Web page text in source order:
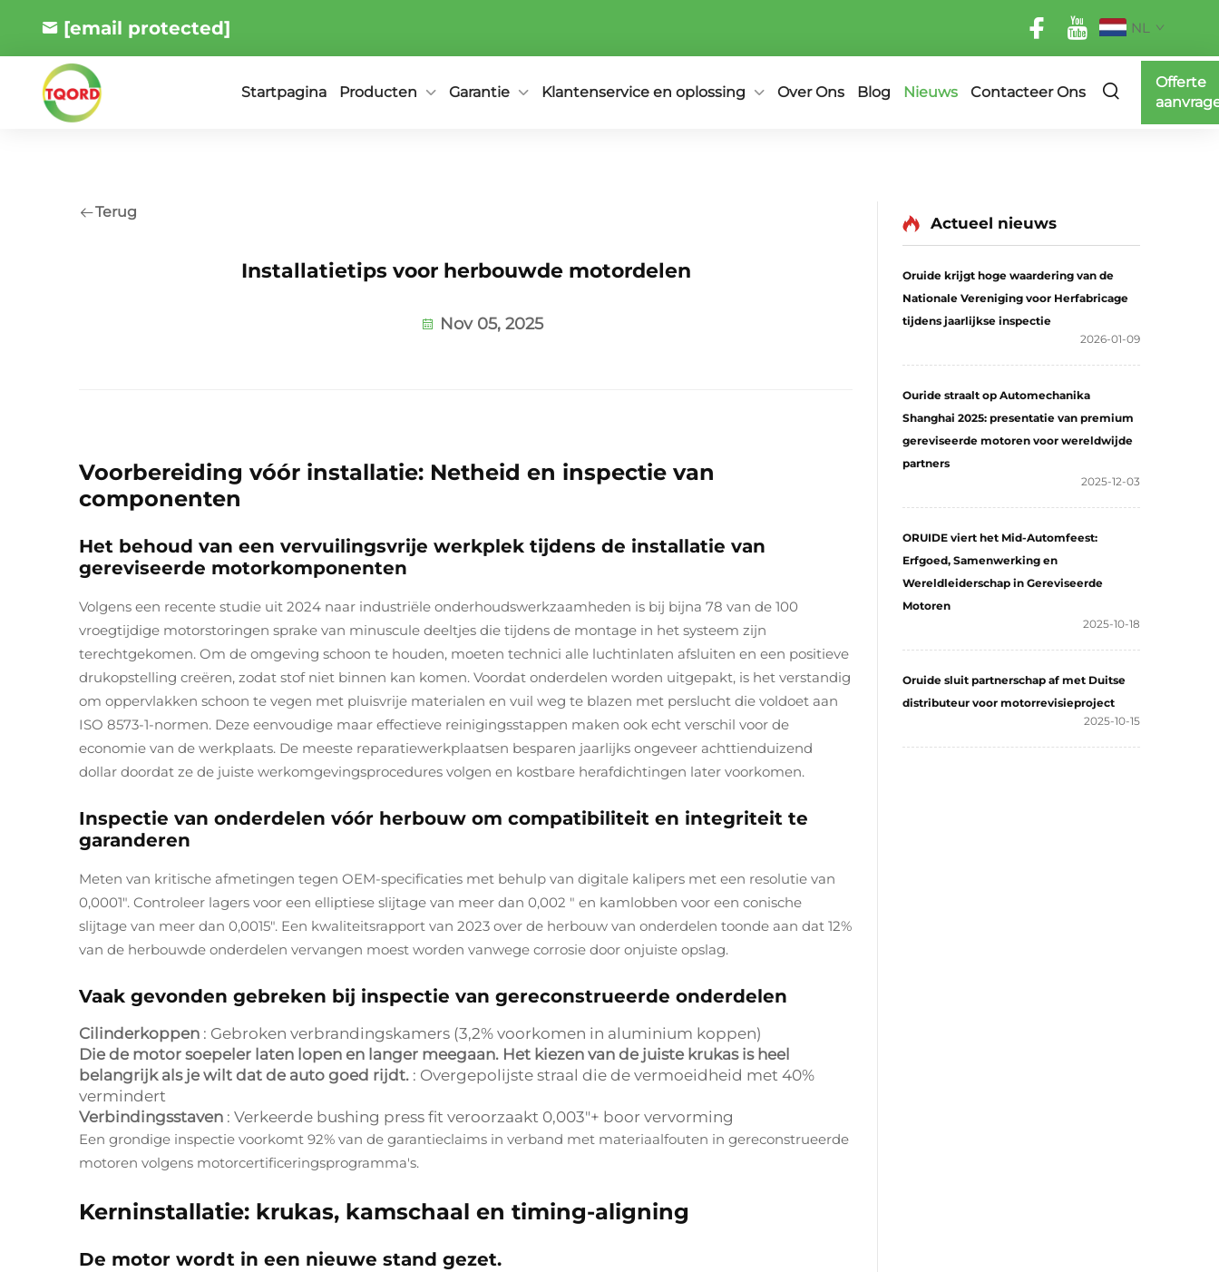
[email protected] NL
Startpagina Producten Garantie Klantenservice en oplossing Over Ons Blog Nieuws Contacteer Ons
Offerte
Terug
Installatietips voor herbouwde motordelen
Nov 05, 2025
Voorbereiding vóór installatie: Netheid en inspectie van
componenten
Het behoud van een vervuilingsvrije werkplek tijdens de installatie van
gereviseerde motorkomponenten
Volgens een recente studie uit 2024 naar industriële onderhoudswerkzaamheden is bij bijna 78 van de 100
vroegtijdige motorstoringen sprake van minuscule deeltjes die tijdens de montage in het systeem zijn
terechtgekomen. Om de omgeving schoon te houden, moeten technici alle luchtinlaten afsluiten en een positieve
drukopstelling creëren, zodat stof niet binnen kan komen. Voordat onderdelen worden uitgepakt, is het verstandig
om oppervlakken schoon te vegen met pluisvrije materialen en vuil weg te blazen met perslucht die voldoet aan
ISO 8573-1-normen. Deze eenvoudige maar effectieve reinigingsstappen maken ook echt verschil voor de
economie van de werkplaats. De meeste reparatiewerkplaatsen besparen jaarlijks ongeveer achttienduizend
dollar doordat ze de juiste werkomgevingsprocedures volgen en kostbare herafdichtingen later voorkomen.
Inspectie van onderdelen vóór herbouw om compatibiliteit en integriteit te
garanderen
Meten van kritische afmetingen tegen OEM-specificaties met behulp van digitale kalipers met een resolutie van
0,0001". Controleer lagers voor een elliptiese slijtage van meer dan 0,002 " en kamlobben voor een conische
slijtage van meer dan 0,0015". Een kwaliteitsrapport van 2023 over de herbouw van onderdelen toonde aan dat 12%
van de herbouwde onderdelen vervangen moest worden vanwege corrosie door onjuiste opslag.
Vaak gevonden gebreken bij inspectie van gereconstrueerde onderdelen
Cilinderkoppen : Gebroken verbrandingskamers (3,2% voorkomen in aluminium koppen)
Die de motor soepeler laten lopen en langer meegaan. Het kiezen van de juiste krukas is heel
belangrijk als je wilt dat de auto goed rijdt. : Overgepolijste straal die de vermoeidheid met 40%
vermindert
Verbindingsstaven : Verkeerde bushing press fit veroorzaakt 0,003"+ boor vervorming
Een grondige inspectie voorkomt 92% van de garantieclaims in verband met materiaalfouten in gereconstrueerde
motoren volgens motorcertificeringsprogramma's.
Kerninstallatie: krukas, kamschaal en timing-aligning
De motor wordt in een nieuwe stand gezet.
Actueel nieuws
Oruide krijgt hoge waardering van de
Nationale Vereniging voor Herfabricage
tijdens jaarlijkse inspectie
2026-01-09
Ouride straalt op Automechanika
Shanghai 2025: presentatie van premium
gereviseerde motoren voor wereldwijde
partners
2025-12-03
ORUIDE viert het Mid-Automfeest:
Erfgoed, Samenwerking en
Wereldleiderschap in Gereviseerde
Motoren
2025-10-18
Oruide sluit partnerschap af met Duitse
distributeur voor motorrevisieproject
2025-10-15